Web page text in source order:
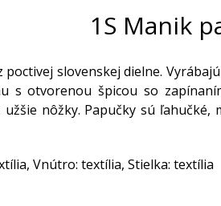
1S Manik
poctivej slovenskej dielne.
s otvorenou špicou so
nôžky. Papučky sú
Vnútro: textília, Stielka: textília